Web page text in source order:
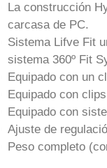
La construcción
carcasa de PC.
Sistema Lifve Fit
sistema 360º Fit
Equipado con un
Equipado con
Equipado con
Ajuste de
Peso completo